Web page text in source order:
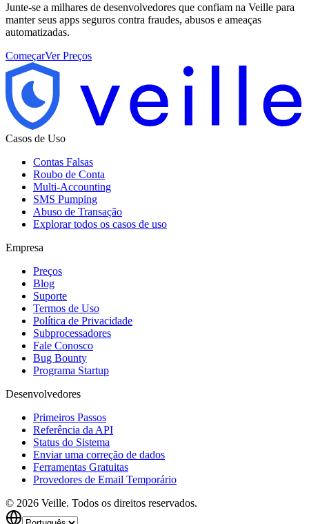
Junte-se a milhares de desenvolvedores que confiam na Veille para
manter seus apps seguros contra fraudes, abusos e ameaças
automatizadas.
ComeçarVer Preços
Casos de Uso
Contas Falsas
Roubo de Conta
Multi-Accounting
SMS Pumping
Abuso de Transação
Explorar todos os casos de uso
Empresa
Preços
Blog
Suporte
Termos de Uso
Política de Privacidade
Subprocessadores
Fale Conosco
Bug Bounty
Programa Startup
Desenvolvedores
Primeiros Passos
Referência da API
Status do Sistema
Enviar uma correção de dados
Ferramentas Gratuitas
Provedores de Email Temporário
© 2026 Veille. Todos os direitos reservados.